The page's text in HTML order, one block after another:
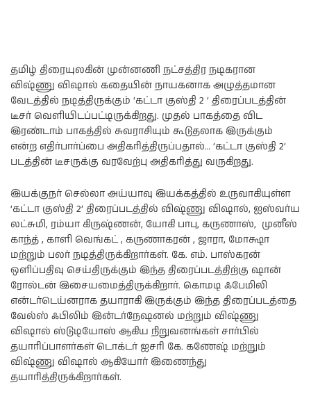
தமிழ் திரையுலகின் முன்னணி நட்சத்திர நடிகரான
விஷ்ணு விஷால் கதையின் நாயகனாக அழுத்தமான
வேடத்தில் நடித்திருக்கும் ‘கட்டா குஸ்தி 2 ‘ திரைப்படத்தின்
டீசர் வெளியிடப்பட்டிருக்கிறது. முதல் பாகத்தை விட
இரண்டாம் பாகத்தில் சுவராசியும் கூடுதலாக இருக்கும்
என்ற எதிர்பார்ப்பை அதிகரித்திருப்பதால்… ‘கட்டா குஸ்தி 2’
படத்தின் டீசருக்கு வரவேற்பு அதிகரித்து வருகிறது.
இயக்குநர் செல்லா அய்யாவு இயக்கத்தில் உருவாகியுள்ள
‘கட்டா குஸ்தி 2’ திரைப்படத்தில் விஷ்ணு விஷால், ஐஸ்வர்ய
லட்சுமி, ரம்யா கிருஷ்ணன், யோகி பாபு, கருணாஸ், முனீஸ்
காந்த் , காளி வெங்கட் , கருணாகரன் , ஜாரா, மோக்ஷா
மற்றும் பலர் நடித்திருக்கிறார்கள். கே. எம். பாஸ்கரன்
ஒளிப்பதிவு செய்திருக்கும் இந்த திரைப்படத்திற்கு ஷான்
ரோல்டன் இசையமைத்திருக்கிறார். கொமடி ஃபேமிலி
என்டர்டெய்னராக தயாராகி இருக்கும் இந்த திரைப்படத்தை
வேல்ஸ் ஃபிலிம் இன்டர்நேஷனல் மற்றும் விஷ்ணு
விஷால் ஸ்டுடியோஸ் ஆகிய நிறுவனங்கள் சார்பில்
தயாரிப்பாளர்கள் டொக்டர் ஐசரி கே. கணேஷ் மற்றும்
விஷ்ணு விஷால் ஆகியோர் இணைந்து
தயாரித்திருக்கிறார்கள்.